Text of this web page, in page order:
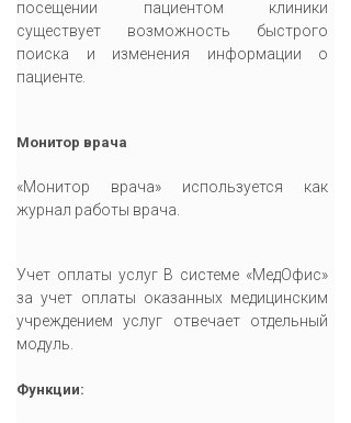
посещении пациентом клиники
существует возможность быстрого
поиска и изменения информации о
пациенте.
Монитор врача
«Монитор врача» используется как
журнал работы врача.
Учет оплаты услуг В системе «МедОфис»
за учет оплаты оказанных медицинским
учреждением услуг отвечает отдельный
модуль.
Функции: